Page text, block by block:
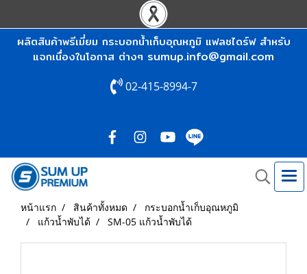
ผลิตสินค้าพรีเมี่ยม กระบอกน้ำเก็บอุณหภูมิ แฟลชไดร์ฟ สำหรับ
แจกเนื่องในโอกาส ต่างๆ sumup.info@gmail.com
02-415-8994-7
หน้าแรก สินค้าทั้งหมด
กระบอกน้ำเก็บอุณหภูมิ
แก้วน้ำพับได้
SM-05 แก้วน้ำพับได้